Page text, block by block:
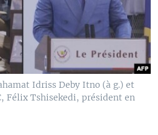
Idriss Deby Itno (à g.) et
Félix Tshisekedi, président en